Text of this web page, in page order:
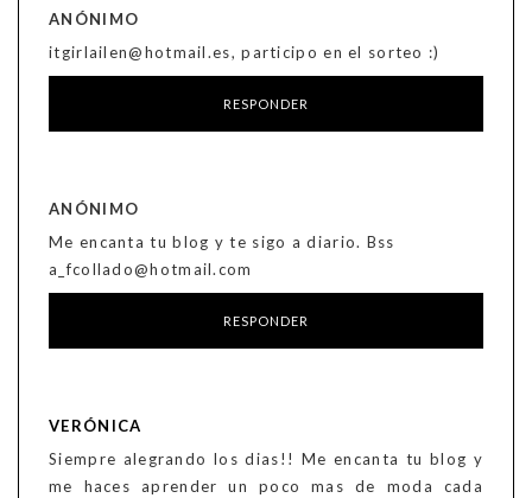
ANÓNIMO
itgirlailen@hotmail.es, participo en el sorteo :)
RESPONDER
ANÓNIMO
Me encanta tu blog y te sigo a diario. Bss
a_fcollado@hotmail.com
RESPONDER
VERÓNICA
Siempre alegrando los dias!! Me encanta tu blog y
me haces aprender un poco mas de moda cada